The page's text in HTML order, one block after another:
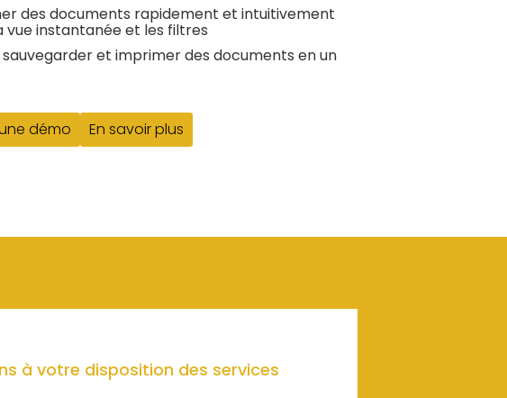
des documents rapidement et intuitivement
vue instantanée et les filtres
et imprimer des documents en un
démo En savoir plus
à votre disposition des services